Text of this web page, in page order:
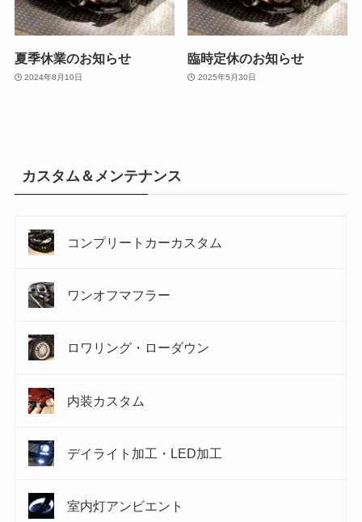
夏季休業のお知らせ
2024年8月10日
臨時定休のお知らせ
2025年5月30日
カスタム＆メンテナンス
コンプリートカーカスタム
ワンオフマフラー
ロワリング・ローダウン
内装カスタム
デイライト加工・LED加工
室内灯アンビエント